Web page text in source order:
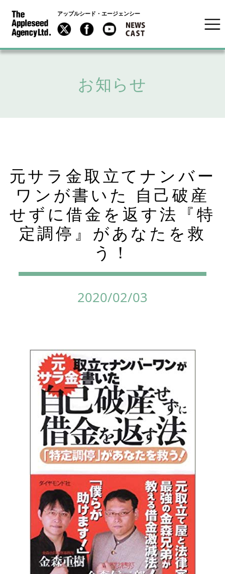
アップルシード・エージェンシー
お知らせ
元サラ金取立てナンバー
ワンが書いた 自己破産
せずに借金を返す法『特
定調停』があなたを救
う！
2020/02/03